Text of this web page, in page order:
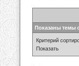
Показаны темы
Критерий
Показать